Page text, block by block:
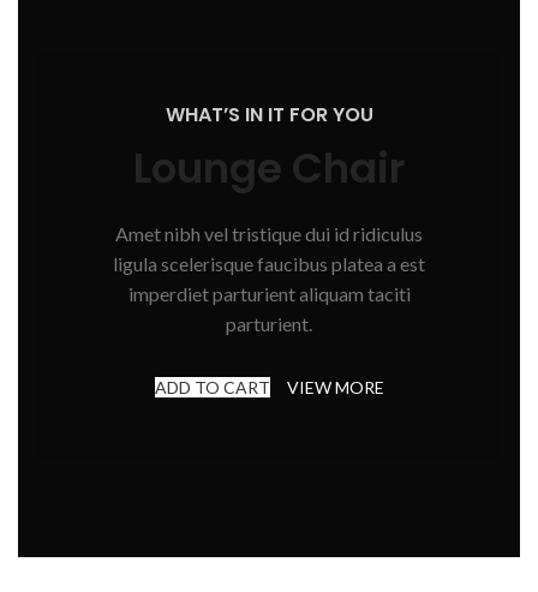
WHAT’S IN IT FOR YOU
Lounge Chair
Amet nibh vel tristique dui id ridiculus
ligula scelerisque faucibus platea a est
imperdiet parturient aliquam taciti
parturient.
ADD TO CART VIEW MORE